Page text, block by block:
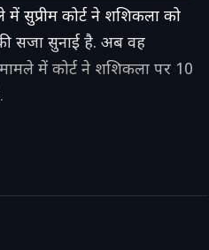
सुप्रीम कोर्ट ने शशिकला को
सजा सुनाई है. अब वह
में कोर्ट ने शशिकला पर 10